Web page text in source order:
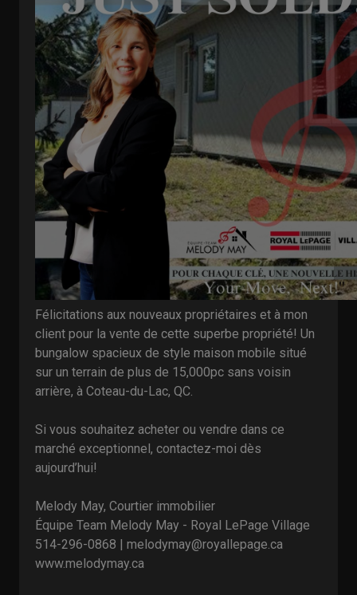
Félicitations aux nouveaux propriétaires et à mon
client pour la vente de cette superbe propriété! Un
bungalow spacieux de style maison mobile situé
sur un terrain de plus de 15,000pc sans voisin
arrière, à Coteau-du-Lac, QC.
Si vous souhaitez acheter ou vendre dans ce
marché exceptionnel, contactez-moi dès
aujourd’hui!
Melody May, Courtier immobilier
Équipe Team Melody May - Royal LePage Village
514-296-0868 | melodymay@royallepage.ca
www.melodymay.ca